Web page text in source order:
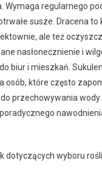
Wymaga regularnego
susze. Dracena to
ale też
nasłonecznienie i
biur i mieszkań.
osób, które często
przechowywania wody
dotyczących wyboru